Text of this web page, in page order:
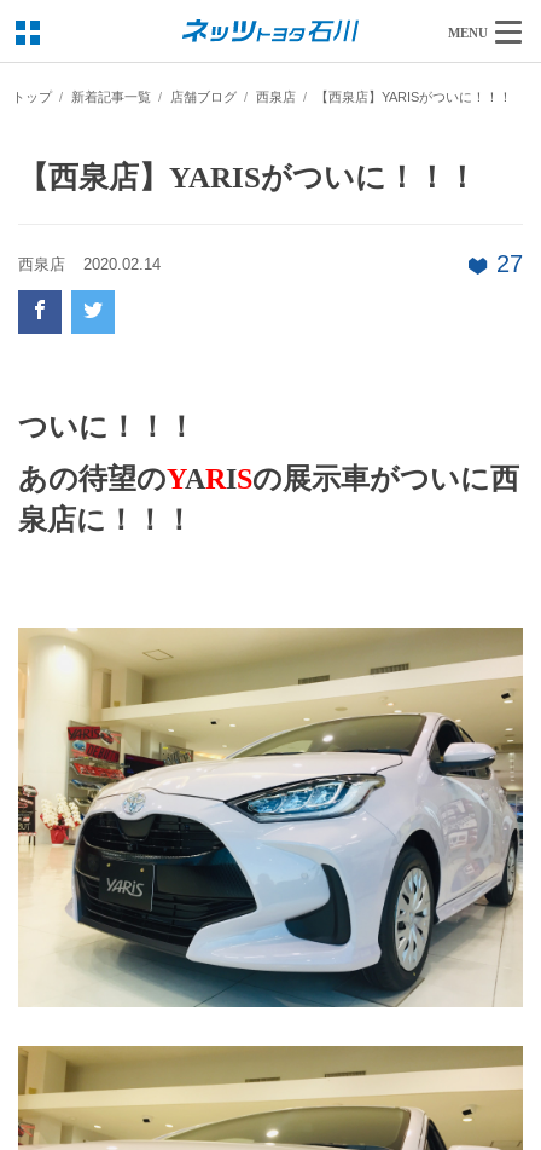
MENU
トップ 新着記事一覧 店舗ブログ 西泉店 【西泉店】YARISがついに！！！
【西泉店】YARISがついに！！！
西泉店 2020.02.14 27
ついに！！！
あの待望のYARISの展示車がついに西
泉店に！！！